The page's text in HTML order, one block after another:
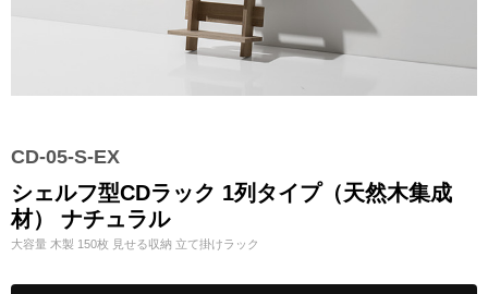
CD-05-S-EX
シェルフ型CDラック 1列タイプ（天然木集成
材） ナチュラル
大容量 木製 150枚 見せる収納 立て掛けラック